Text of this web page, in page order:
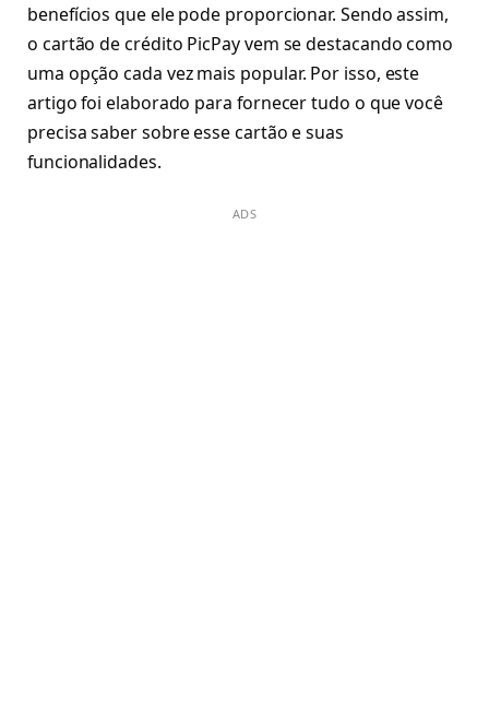
benefícios que ele pode proporcionar. Sendo assim,
o cartão de crédito PicPay vem se destacando como
uma opção cada vez mais popular. Por isso, este
artigo foi elaborado para fornecer tudo o que você
precisa saber sobre esse cartão e suas
funcionalidades.
ADS